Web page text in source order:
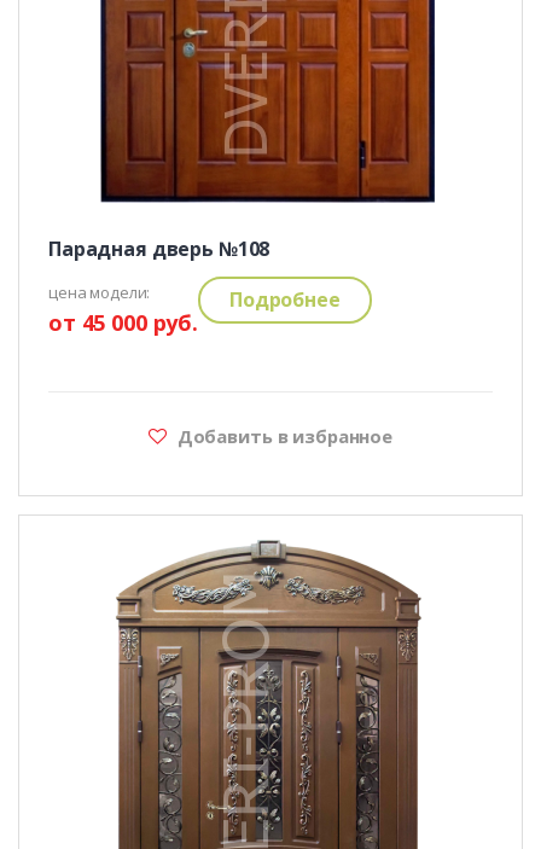
Парадная дверь №108
цена модели:
от 45 000 руб.
Подробнее
Добавить в избранное